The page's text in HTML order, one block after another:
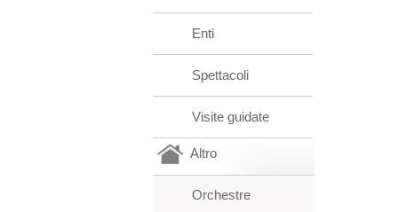
Enti
Spettacoli
Visite guidate
Altro
Orchestre